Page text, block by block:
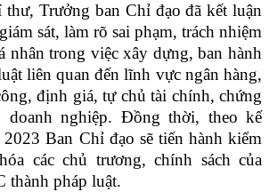
Trưởng ban Chỉ đạo đã kết luận
sát, làm rõ sai phạm, trách nhiệm
nhân trong việc xây dựng, ban hành
liên quan đến lĩnh vực ngân hàng,
định giá, tự chủ tài chính, chứng
doanh nghiệp. Đồng thời, theo kế
Ban Chỉ đạo sẽ tiến hành kiểm
các chủ trương, chính sách của
thành pháp luật.